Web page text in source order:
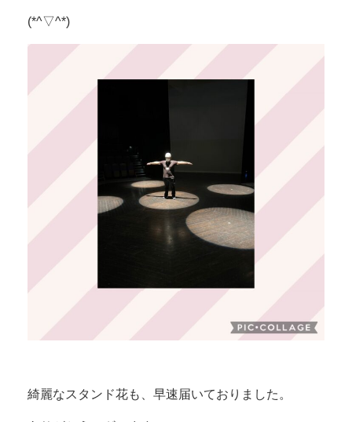
(*^▽^*)
綺麗なスタンド花も、早速届いておりました。